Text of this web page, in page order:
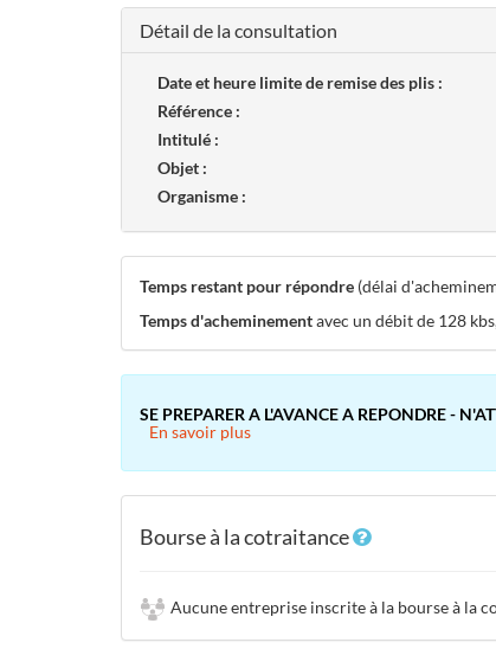
Détail de la consultation
Date et heure limite de remise des plis :
Référence :
Intitulé :
Objet :
Organisme :
Temps restant pour répondre (délai
Temps d'acheminementavec un débit de 128
SE PREPARER A L'AVANCE A REPONDRE -
En savoir plus
Bourse à la cotraitance
Aucune entreprise inscrite à la bourse à la